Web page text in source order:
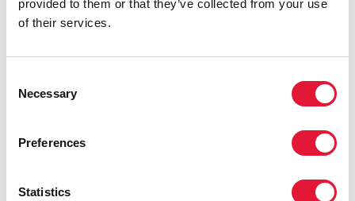
provided to them or that they’ve collected from your use
of their services.
Selection
Necessary
Preferences
Statistics
pacientes estaban realizando los primeros ensayos con
zidovudine, y algunos experimentaron una mejoría.
¿Cómo se enfrentaban a ello los pacientes, sus amigos
Cada paciente era una persona (casi siempre hombre,
parejas y familiares. Para algunos, sin embargo, el